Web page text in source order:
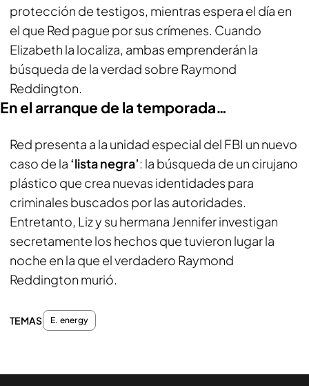
protección de testigos, mientras espera el día en
el que Red pague por sus crímenes. Cuando
Elizabeth la localiza, ambas emprenderán la
búsqueda de la verdad sobre Raymond
Reddington.
En el arranque de la temporada…
Red presenta a la unidad especial del FBI un nuevo
caso de la ‘lista negra’: la búsqueda de un cirujano
plástico que crea nuevas identidades para
criminales buscados por las autoridades.
Entretanto, Liz y su hermana Jennifer investigan
secretamente los hechos que tuvieron lugar la
noche en la que el verdadero Raymond
Reddington murió.
TEMAS E. energy